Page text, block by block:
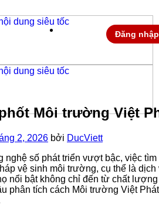
Đăng nhập
Môi trường Việt
2, 2026 bởi DucViett
nghệ số phát triển vượt bậc, việc
vệ sinh môi trường, cụ thể là dịch
nổi bật không chỉ đến từ chất
phân tích cách Môi trường Việt